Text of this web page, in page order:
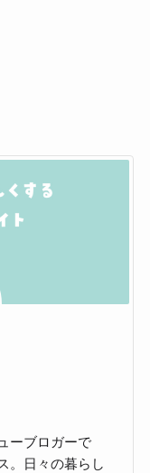
ーブロガーで
。日々の暮らし